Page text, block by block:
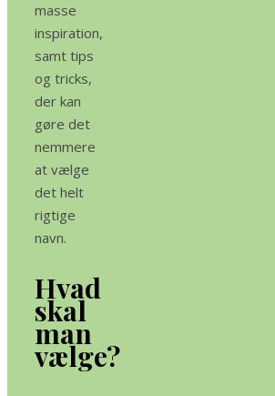
masse
inspiration,
samt tips
og tricks,
der kan
gøre det
nemmere
at vælge
det helt
rigtige
navn.
Hvad
skal
man
vælge?